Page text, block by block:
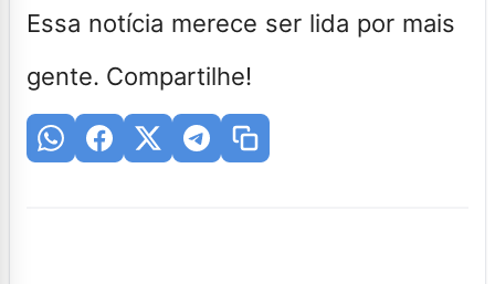
Essa notícia merece ser lida por mais
gente. Compartilhe!